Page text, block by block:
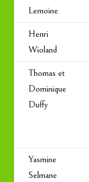
Lemoine
Henri
Wioland
Thomas et
Dominique
Duffy
Yasmine
Selmane